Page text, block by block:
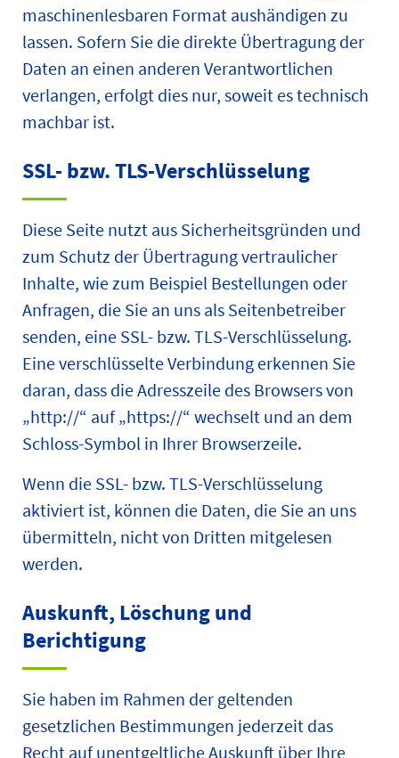
maschinenlesbaren Format aushändigen zu
lassen. Sofern Sie die direkte Übertragung der
Daten an einen anderen Verantwortlichen
verlangen, erfolgt dies nur, soweit es technisch
machbar ist.
SSL- bzw. TLS-Verschlüsselung
Diese Seite nutzt aus Sicherheitsgründen und
zum Schutz der Übertragung vertraulicher
Inhalte, wie zum Beispiel Bestellungen oder
Anfragen, die Sie an uns als Seitenbetreiber
senden, eine SSL- bzw. TLS-Verschlüsselung.
Eine verschlüsselte Verbindung erkennen Sie
daran, dass die Adresszeile des Browsers von
„http://“ auf „https://“ wechselt und an dem
Schloss-Symbol in Ihrer Browserzeile.
Wenn die SSL- bzw. TLS-Verschlüsselung
aktiviert ist, können die Daten, die Sie an uns
übermitteln, nicht von Dritten mitgelesen
werden.
Auskunft, Löschung und
Berichtigung
Sie haben im Rahmen der geltenden
gesetzlichen Bestimmungen jederzeit das
Recht auf unentgeltliche Auskunft über Ihre